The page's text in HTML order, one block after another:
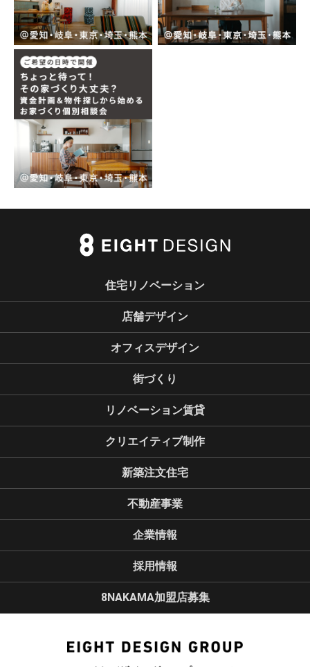
住宅リノベーション
店舗デザイン
オフィスデザイン
街づくり
リノベーション賃貸
クリエイティブ制作
新築注文住宅
不動産事業
企業情報
採用情報
8NAKAMA加盟店募集